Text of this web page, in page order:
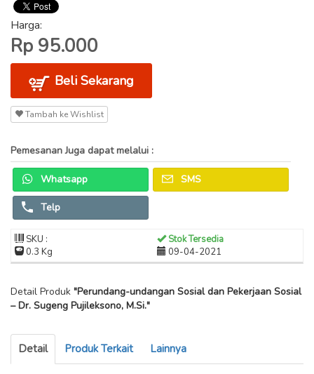
Harga:
Rp 95.000
Beli Sekarang
Tambah ke Wishlist
Pemesanan Juga dapat melalui :
Whatsapp SMS
Telp
SKU :
Stok Tersedia
0.3 Kg
09-04-2021
Detail Produk "Perundang-undangan Sosial dan Pekerjaan Sosial
– Dr. Sugeng Pujileksono, M.Si."
Detail Produk Terkait Lainnya